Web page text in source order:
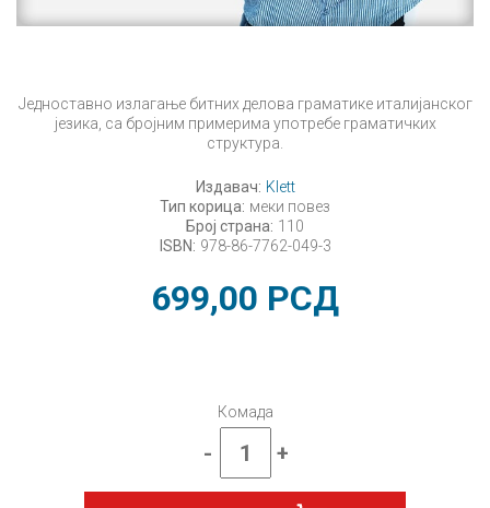
Једноставно излагање битних делова граматике италијанског
језика, са бројним примерима употребе граматичких
структура.
Издавач: Klett
Тип корица: меки повез
Број страна: 110
ISBN: 978-86-7762-049-3
699,00 РСД
Комада
-
PONS,
Граматика
+